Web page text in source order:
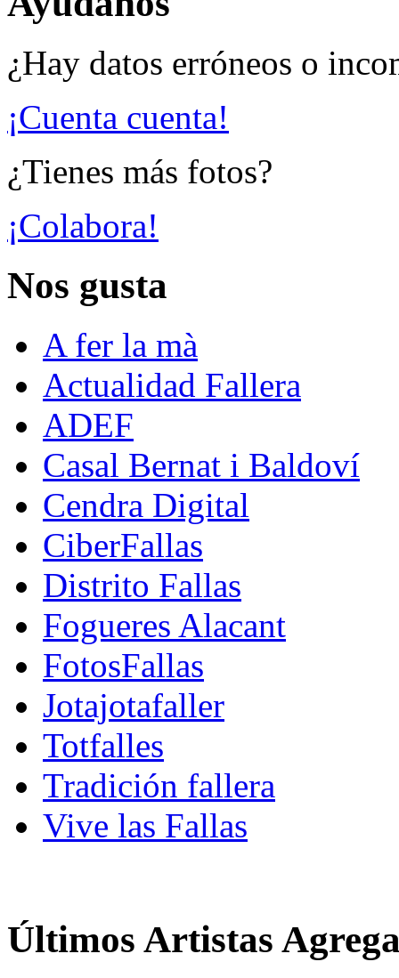
¿Hay datos erróneos o
¡Cuenta cuenta!
¿Tienes más fotos?
¡Colabora!
Nos gusta
A fer la mà
Actualidad Fallera
ADEF
Casal Bernat i Baldoví
Cendra Digital
CiberFallas
Distrito Fallas
Fogueres Alacant
FotosFallas
Jotajotafaller
Totfalles
Tradición fallera
Vive las Fallas
Últimos Artistas